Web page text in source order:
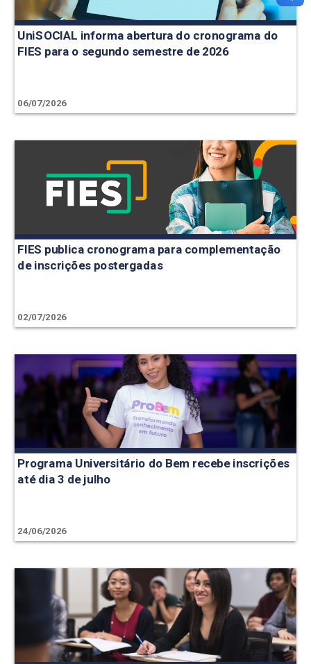
UniSOCIAL informa abertura do cronograma do
FIES para o segundo semestre de 2026
06/07/2026
FIES publica cronograma para complementação
de inscrições postergadas
02/07/2026
Programa Universitário do Bem recebe inscrições
até dia 3 de julho
24/06/2026